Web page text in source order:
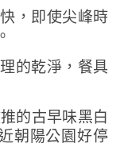
，即使尖峰時
的乾淨，餐具